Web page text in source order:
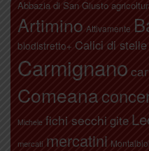
Abbazia di San Giusto
Artimino Attivamente
biodistretto+ Calici di stelle
Carmignano
Comeana
Michele fichi secchi gite
mercati mercatini